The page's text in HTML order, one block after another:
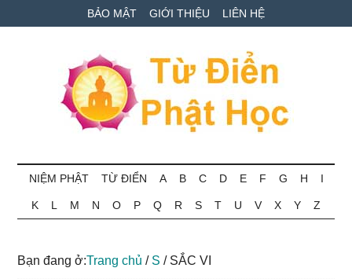
to
to
qua
BẢO MẬT GIỚI THIỆU LIÊN HỆ
Từ
điển
Phật
ngữ
NIỆM PHẬT TỪ ĐIỂN A B C D E F G H I
K L M N O P Q R S T U V X Y Z
Bạn đang ở:Trang chủ / S /SẮC VI